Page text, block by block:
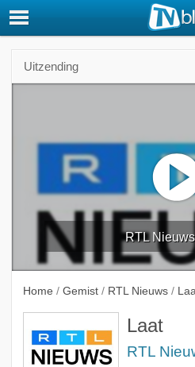
Uitzending
RTL
Home / Gemist / RTL Nieuws /
Laat
RTL